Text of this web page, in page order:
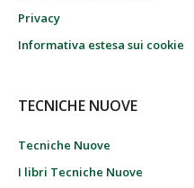
Privacy
Informativa estesa sui cookie
TECNICHE NUOVE
Tecniche Nuove
I libri Tecniche Nuove